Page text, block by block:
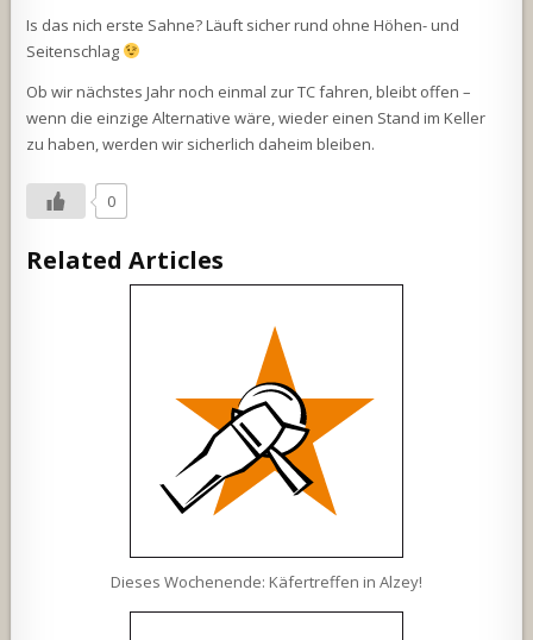
Is das nich erste Sahne? Läuft sicher rund ohne Höhen- und
Seitenschlag
Ob wir nächstes Jahr noch einmal zur TC fahren, bleibt offen –
wenn die einzige Alternative wäre, wieder einen Stand im Keller
zu haben, werden wir sicherlich daheim bleiben.
0
Related Articles
Dieses Wochenende: Käfertreffen in Alzey!